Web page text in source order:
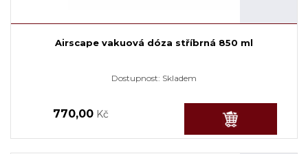
Airscape vakuová dóza stříbrná 850 ml
Dostupnost: Skladem
770,00 Kč